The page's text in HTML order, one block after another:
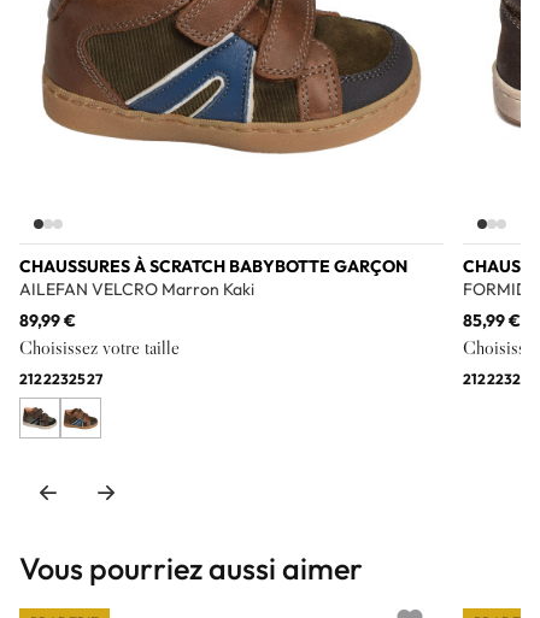
CHAUSSURES À SCRATCH BABYBOTTE GARÇON
AILEFAN VELCRO Marron Kaki
89,99 €
Choisissez votre taille
2122232527
85,99 €
21222324
Vous pourriez aussi aimer